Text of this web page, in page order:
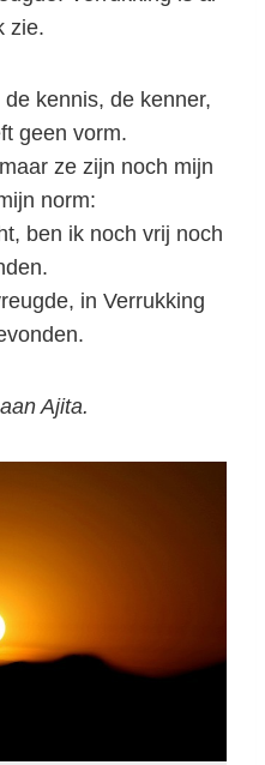
zie.
kennis, de kenner,
geen vorm.
ze zijn noch mijn
norm:
ben ik noch vrij noch
in Verrukking
Ajita.